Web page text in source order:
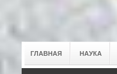
ГЛАВНАЯ НАУКА